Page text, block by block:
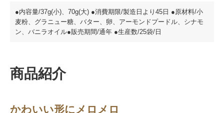
●内容量/37g(小)、70g(大) ●消費期限/製造日より45日 ●原材料/小
麦粉、グラニュー糖、バター、卵、アーモンドプードル、シナモ
ン、バニラオイル●販売期間/通年 ●生産数/25袋/日
商品紹介
かわいい形にメロメロ